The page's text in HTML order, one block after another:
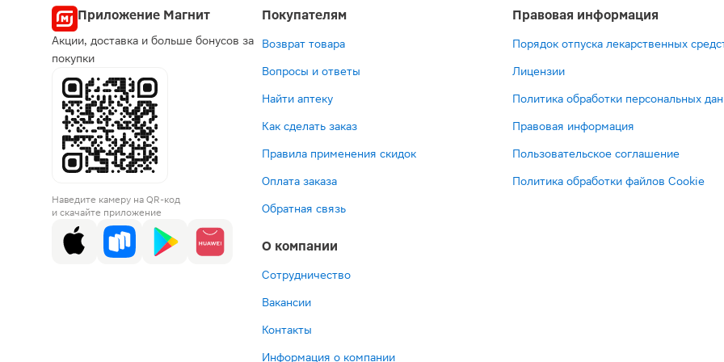
Приложение Магнит
Акции, доставка и больше бонусов за
покупки
Наведите камеру на QR-код
и скачайте приложение
Покупателям
Возврат товара
Вопросы и ответы
Найти аптеку
Как сделать заказ
Правила применения скидок
Оплата заказа
Обратная связь
О компании
Сотрудничество
Вакансии
Контакты
Информация о компании
Правовая информация
Порядок отпуска лекарственных
Лицензии
Политика обработки персональных
Правовая информация
Пользовательское соглашение
Политика обработки файлов Cookie